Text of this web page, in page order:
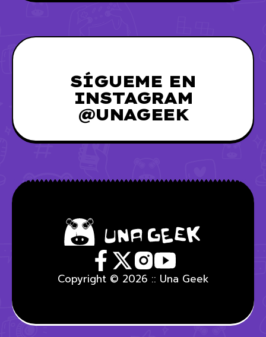
SÍGUEME EN
INSTAGRAM
@UNAGEEK
Copyright © 2026 :: Una Geek